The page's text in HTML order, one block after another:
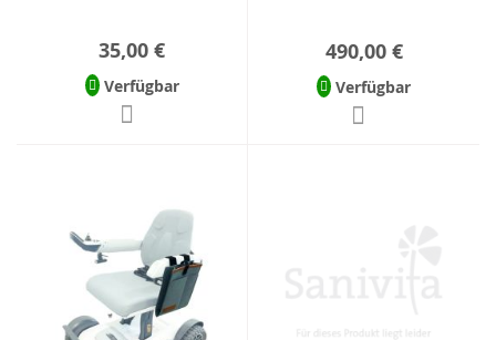
35,00 €
Verfügbar
490,00 €
Verfügbar